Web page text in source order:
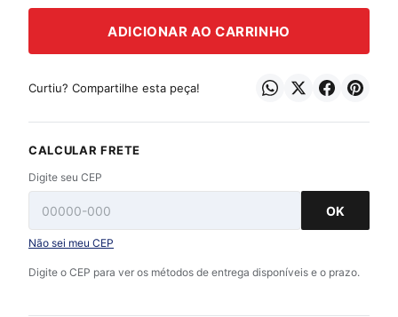
ADICIONAR AO CARRINHO
Curtiu? Compartilhe esta peça!
CALCULAR FRETE
Digite seu CEP
OK
Não sei meu CEP
Digite o CEP para ver os métodos de entrega disponíveis e o prazo.